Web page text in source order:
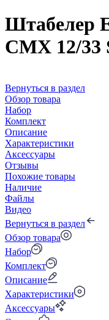
Штабелер
CMX 12/33
Вернуться в раздел
Обзор товара
Набор
Комплект
Описание
Характеристики
Аксессуары
Отзывы
Похожие товары
Наличие
Файлы
Видео
Вернуться в раздел
Обзор товара
Набор
Комплект
Описание
Характеристики
Аксессуары